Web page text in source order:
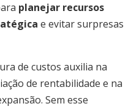
planejar recursos
e evitar surpresas
de custos auxilia na
de rentabilidade e na
Sem esse